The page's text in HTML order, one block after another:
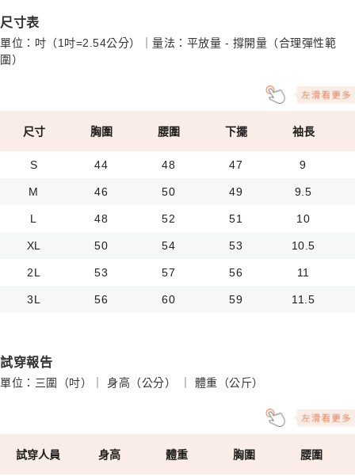
尺寸表
單位：吋（1吋=2.54公分）｜量法：平放量 - 撐開量（合理彈性範
圍）
尺寸 胸圍 腰圍 下擺 袖長
S 44 48 47 9
M 46 50 49 9.5
L 48 52 51 10
XL 50 54 53 10.5
2L 53 57 56 11
3L 56 60 59 11.5
試穿報告
單位：三圍（吋）｜ 身高（公分） ｜ 體重（公斤）
試穿人員 身高 體重 胸圍 腰圍